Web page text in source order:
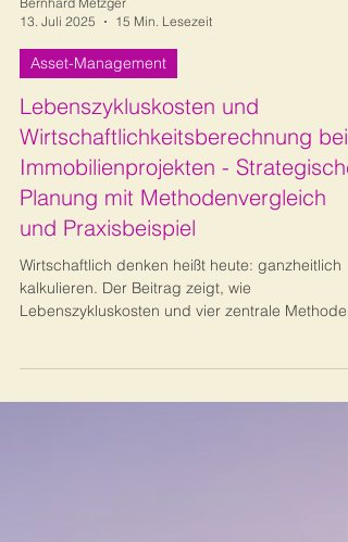
Bernhard Metzger
13. Juli 2025
15 Min. Lesezeit
Asset-Management
Lebenszykluskosten und
Wirtschaftlichkeitsberechnung bei
Immobilienprojekten - Strategische
Planung mit Methodenvergleich
und Praxisbeispiel
Wirtschaftlich denken heißt heute: ganzheitlich
Lebenszykluskosten und vier zentrale Methoden